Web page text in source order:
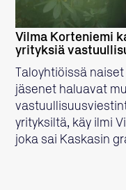
Vilma Korteniemi
yrityksiä
Taloyhtiöissä
jäsenet haluavat
yrityksiltä, käy ilmi
joka sai Kaskasin